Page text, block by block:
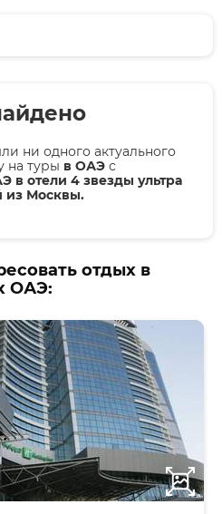
ни одного актуального
на туры в ОАЭ с
в отели 4 звезды ультра
из Москвы.
отдых в
ОАЭ: